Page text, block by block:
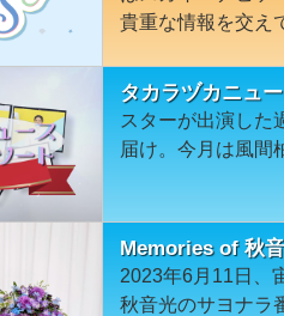
貴重な情報を交え
タカラヅカニュ
スターが出演した
届け。今月は風間
Memories of 秋
2023年6月11日、
秋音光のサヨナラ